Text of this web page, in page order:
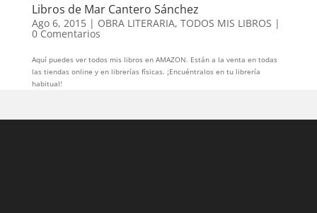
Libros de Mar Cantero Sánchez
Ago 6, 2015| OBRA LITERARIA, TODOS MIS LIBROS |
0 Comentarios
Aquí puedes ver todos mis libros en AMAZON. Están a la venta en todas
las tiendas online y en librerías físicas. ¡Encuéntralos en tu librería
habitual!